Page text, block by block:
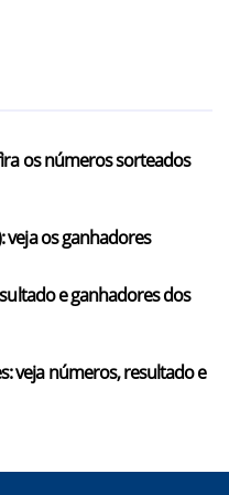
os números sorteados
veja os ganhadores
e ganhadores dos
veja números, resultado e